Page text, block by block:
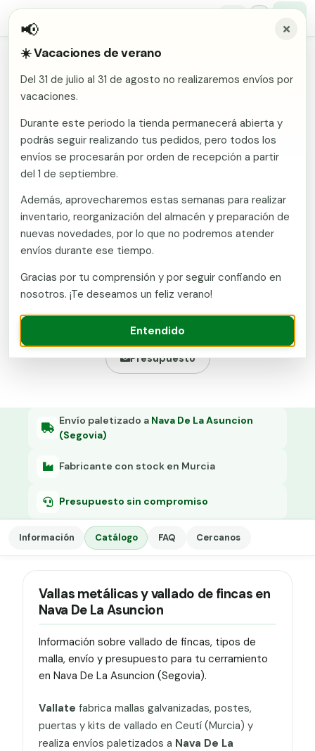
📢
☀️ Vacaciones de verano
Del 31 de julio al 31 de agosto no realizaremos envíos por
vacaciones.
Durante este periodo la tienda permanecerá abierta y
podrás seguir realizando tus pedidos, pero todos los
envíos se procesarán por orden de recepción a partir
del 1 de septiembre.
Además, aprovecharemos estas semanas para realizar
inventario, reorganización del almacén y preparación de
nuevas novedades, por lo que no podremos atender
envíos durante ese tiempo.
Gracias por tu comprensión y por seguir confiando en
nosotros. ¡Te deseamos un feliz verano!
Entendido
Malla ganadera
Malla simple torsión
Malla triple torsión
Panel malla H.
Puerta abatible dos hojas
Puerta acceso peatonal
Poste malla simple torsión
Alambre de espino galvanizado
Alambre liso galvanizado
Malla ocultación 70 g/m² verde
Abrazadera PVC malla H.
Grapadora
Vallas metálicas y vallado de fincas en Nava De La
Vallas metálicas y vallado de
fincas en Nava De La Asuncion
Fabricante en Murcia con envío a Nava De La
fincas: mallas, postes, puertas y kits. Vallate
suministra mallas, postes, puertas y kits de vallado a
toda España desde fábrica en Murcia. Presupuesto
sin compromiso.
Llamar ahora
Ver catálogo
Presupuesto
Envío paletizado a Nava De La Asuncion
(Segovia)
Fabricante con stock en Murcia
Presupuesto sin compromiso
Información Catálogo FAQ Cercanos
Vallas metálicas y vallado de fincas en
Nava De La Asuncion
Información sobre vallado de fincas, tipos de
malla, envío y presupuesto para tu cerramiento
en Nava De La Asuncion (Segovia).
Vallate fabrica mallas galvanizadas, postes,
puertas y kits de vallado en Ceutí (Murcia) y
realiza envíos paletizados a Nava De La